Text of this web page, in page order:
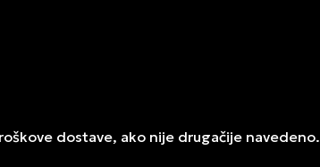
dostave, ako nije drugačije navedeno.